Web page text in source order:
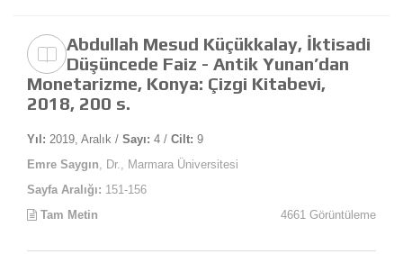
Abdullah Mesud Küçükkalay, İktisadi
Düşüncede Faiz - Antik Yunan’dan
Monetarizme, Konya: Çizgi Kitabevi,
2018, 200 s.
Yıl: 2019, Aralık / Sayı: 4 / Cilt: 9
Emre Saygın , Dr., Marmara Üniversitesi
Sayfa Aralığı: 151-156
Tam Metin
4661 Görüntüleme